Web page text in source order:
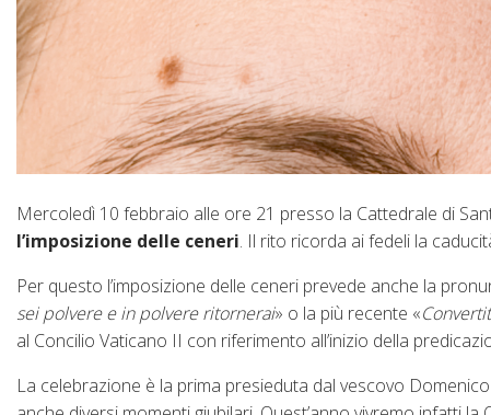
Mercoledì 10 febbraio alle ore 21 presso la Cattedrale di
l’imposizione delle ceneri. Il rito ricorda ai fedeli la
Per questo l’imposizione delle ceneri prevede anche la
sei polvere e in polvere ritornerai» o la più recente «
al Concilio Vaticano II con riferimento all’inizio della
La celebrazione è la prima presieduta dal vescovo